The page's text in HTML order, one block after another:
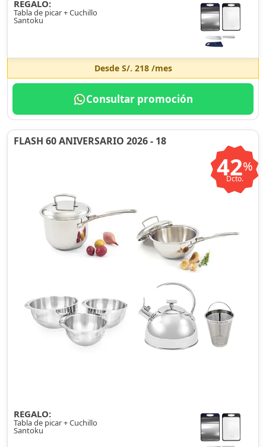
REGALO:
Tabla de picar + Cuchillo
Santoku
Desde S/. 218/mes
Consultar promoción
FLASH 60 ANIVERSARIO 2026 - 18
42%
Dcto.
REGALO:
Tabla de picar + Cuchillo
Santoku